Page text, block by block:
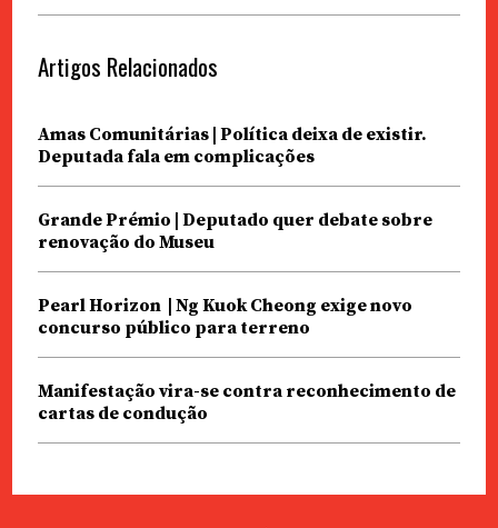
Artigos Relacionados
Amas Comunitárias | Política deixa de existir.
Deputada fala em complicações
Grande Prémio | Deputado quer debate sobre
renovação do Museu
Pearl Horizon | Ng Kuok Cheong exige novo
concurso público para terreno
Manifestação vira-se contra reconhecimento de
cartas de condução